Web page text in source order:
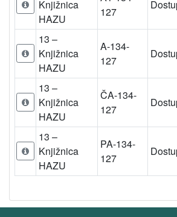
Knjižnica
HAZU
127
13 –
Knjižnica
HAZU
A-134-
127
13 –
Knjižnica
HAZU
ČA-134-
127
13 –
Knjižnica
HAZU
PA-134-
127